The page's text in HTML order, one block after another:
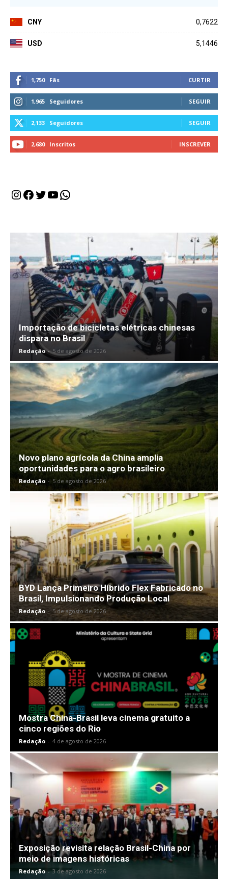
CNY 0,7622
USD 5,1446
1,750 Fãs CURTIR
1,965 Seguidores SEGUIR
2,133 Seguidores SEGUIR
2,680 Inscritos INSCREVER
Instagram
Facebook
Twitter
Youtube
WhatsApp
Importação de bicicletas elétricas chinesas
dispara no Brasil
Redação - 5 de agosto de 2026
Novo plano agrícola da China amplia
oportunidades para o agro brasileiro
Redação - 5 de agosto de 2026
BYD Lança Primeiro Híbrido Flex Fabricado no
Brasil, Impulsionando Produção Local
Redação - 5 de agosto de 2026
Mostra China-Brasil leva cinema gratuito a
cinco regiões do Rio
Redação - 4 de agosto de 2026
Exposição revisita relação Brasil-China por
meio de imagens históricas
Redação - 3 de agosto de 2026